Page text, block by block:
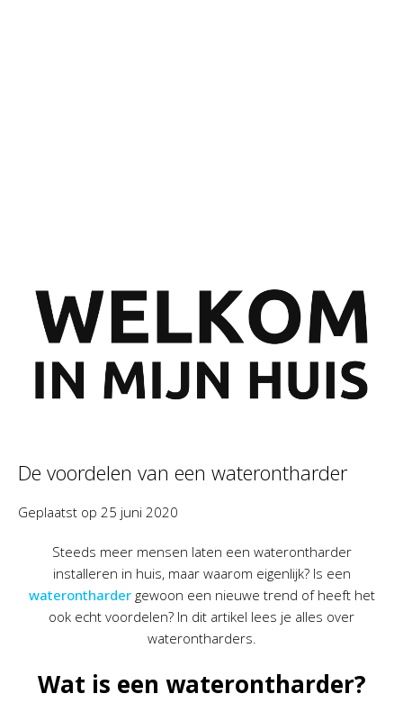
De voordelen van een waterontharder
Geplaatst op 25 juni 2020
Steeds meer mensen laten een waterontharder
installeren in huis, maar waarom eigenlijk? Is een
wateronthardergewoon een nieuwe trend of heeft het
ook echt voordelen? In dit artikel lees je alles over
waterontharders.
Wat is een waterontharder?